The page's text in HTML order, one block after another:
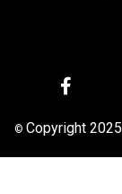
© Copyright